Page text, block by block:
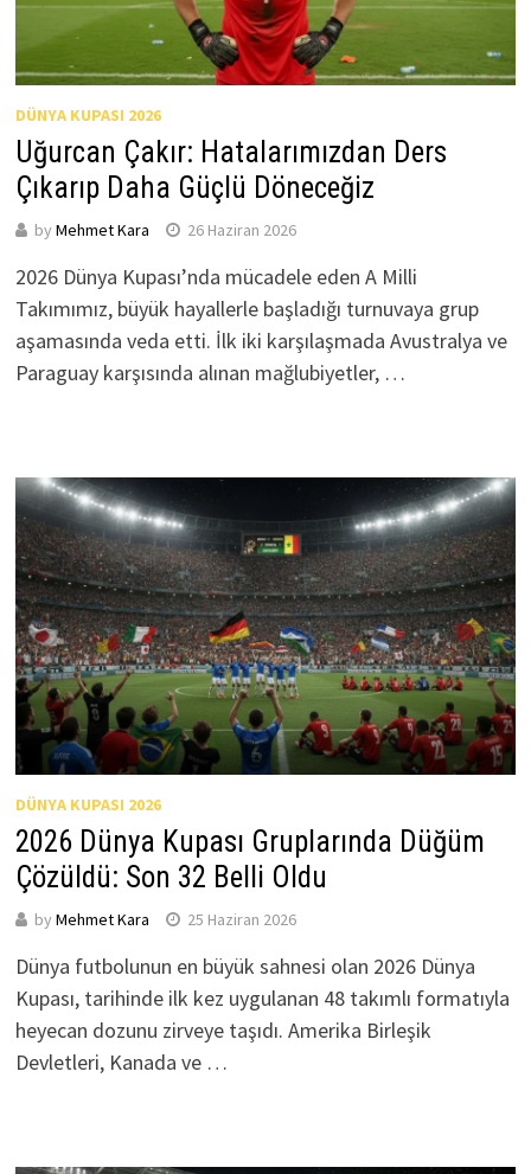
DÜNYA KUPASI 2026
Uğurcan Çakır: Hatalarımızdan Ders
Çıkarıp Daha Güçlü Döneceğiz
by Mehmet Kara 26 Haziran 2026
2026 Dünya Kupası’nda mücadele eden A Milli
Takımımız, büyük hayallerle başladığı turnuvaya grup
aşamasında veda etti. İlk iki karşılaşmada Avustralya ve
Paraguay karşısında alınan mağlubiyetler, …
DÜNYA KUPASI 2026
2026 Dünya Kupası Gruplarında Düğüm
Çözüldü: Son 32 Belli Oldu
by Mehmet Kara 25 Haziran 2026
Dünya futbolunun en büyük sahnesi olan 2026 Dünya
Kupası, tarihinde ilk kez uygulanan 48 takımlı formatıyla
heyecan dozunu zirveye taşıdı. Amerika Birleşik
Devletleri, Kanada ve …